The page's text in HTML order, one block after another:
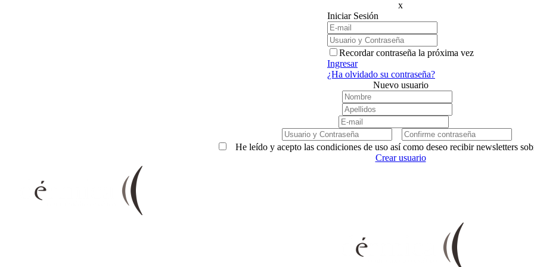
x
Iniciar Sesión
Recordar contraseña la próxima vez
Ingresar
¿Ha olvidado su contraseña?
Nuevo usuario
He leído y acepto las condiciones de uso así como deseo recibir newsletters
Crear usuario